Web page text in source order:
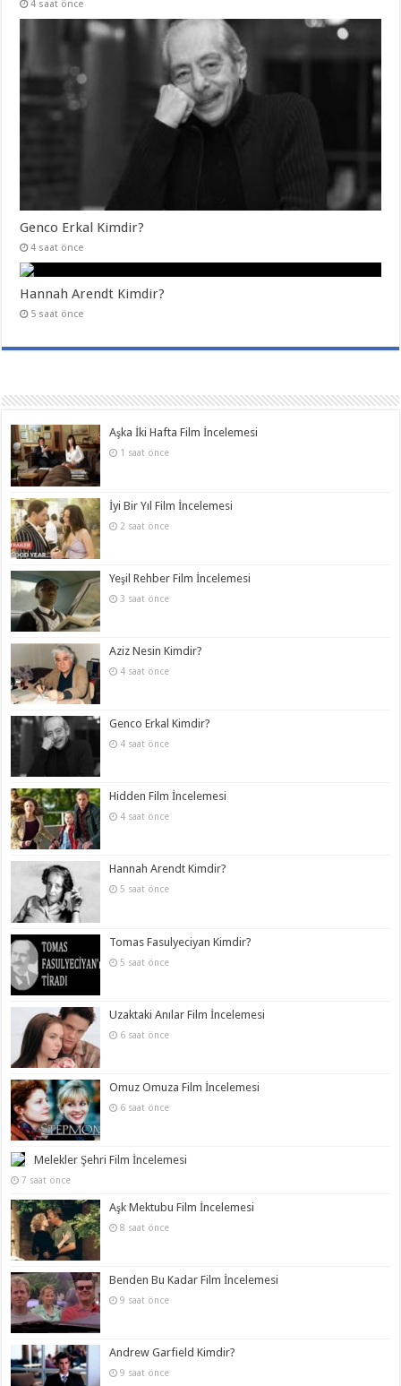
4 saat önce
Genco Erkal Kimdir?
4 saat önce
Hannah Arendt Kimdir?
5 saat önce
Aşka İki Hafta Film İncelemesi
1 saat önce
İyi Bir Yıl Film İncelemesi
2 saat önce
Yeşil Rehber Film İncelemesi
3 saat önce
Aziz Nesin Kimdir?
4 saat önce
Genco Erkal Kimdir?
4 saat önce
Hidden Film İncelemesi
4 saat önce
Hannah Arendt Kimdir?
5 saat önce
Tomas Fasulyeciyan Kimdir?
5 saat önce
Uzaktaki Anılar Film İncelemesi
6 saat önce
Omuz Omuza Film İncelemesi
6 saat önce
Melekler Şehri Film İncelemesi
7 saat önce
Aşk Mektubu Film İncelemesi
8 saat önce
Benden Bu Kadar Film İncelemesi
9 saat önce
Andrew Garfield Kimdir?
9 saat önce